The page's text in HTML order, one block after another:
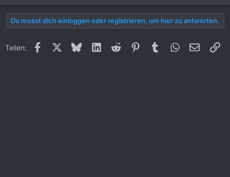
Du musst dich einloggen oder registrieren, um hier zu antworten.
Teilen: FacebookX (Twitter)
BlueskyLinkedInReddit PinterestTumblrWhatsApp
E-Mail